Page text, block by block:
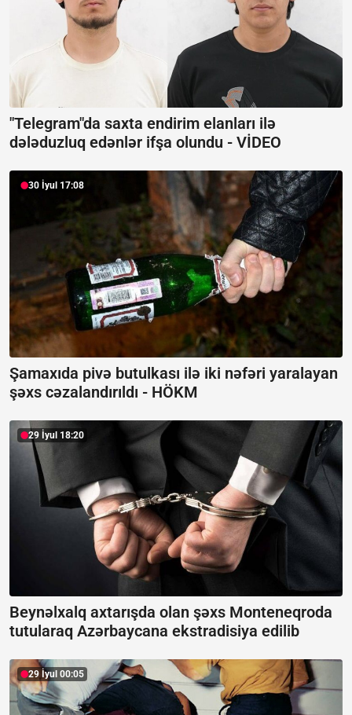
"Telegram"da saxta endirim elanları ilə
dələduzluq edənlər ifşa olundu - VİDEO
30 İyul 17:08
Şamaxıda pivə butulkası ilə iki nəfəri yaralayan
şəxs cəzalandırıldı - HÖKM
29 İyul 18:20
Beynəlxalq axtarışda olan şəxs Monteneqroda
tutularaq Azərbaycana ekstradisiya edilib
29 İyul 00:05